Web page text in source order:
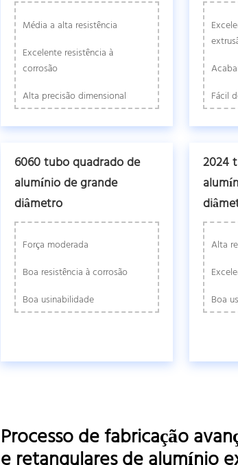
Média a alta resistência
Excelente resistência à
corrosão
Alta precisão dimensional
Fácil
6060 tubo quadrado de
alumínio de grande
diâmetro
Força moderada
Boa resistência à corrosão
Boa usinabilidade
2024
Alta
Boa
Processo de fabricação